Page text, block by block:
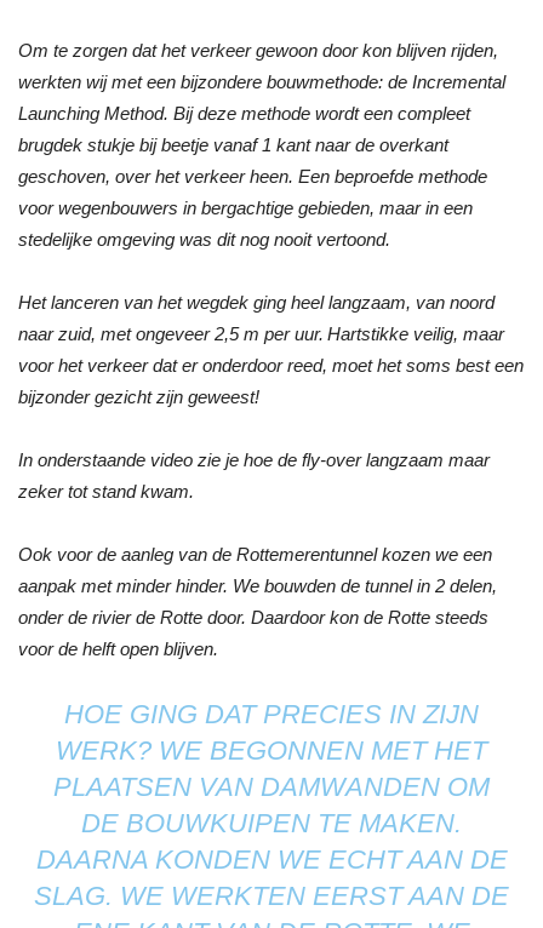
Om te zorgen dat het verkeer gewoon door kon blijven rijden,
werkten wij met een bijzondere bouwmethode: de Incremental
Launching Method. Bij deze methode wordt een compleet
brugdek stukje bij beetje vanaf 1 kant naar de overkant
geschoven, over het verkeer heen. Een beproefde methode
voor wegenbouwers in bergachtige gebieden, maar in een
stedelijke omgeving was dit nog nooit vertoond.
Het lanceren van het wegdek ging heel langzaam, van noord
naar zuid, met ongeveer 2,5 m per uur. Hartstikke veilig, maar
voor het verkeer dat er onderdoor reed, moet het soms best een
bijzonder gezicht zijn geweest!
In onderstaande video zie je hoe de fly-over langzaam maar
zeker tot stand kwam.
Ook voor de aanleg van de Rottemerentunnel kozen we een
aanpak met minder hinder. We bouwden de tunnel in 2 delen,
onder de rivier de Rotte door. Daardoor kon de Rotte steeds
voor de helft open blijven.
HOE GING DAT PRECIES IN ZIJN
WERK? WE BEGONNEN MET HET
PLAATSEN VAN DAMWANDEN OM
DE BOUWKUIPEN TE MAKEN.
DAARNA KONDEN WE ECHT AAN DE
SLAG. WE WERKTEN EERST AAN DE